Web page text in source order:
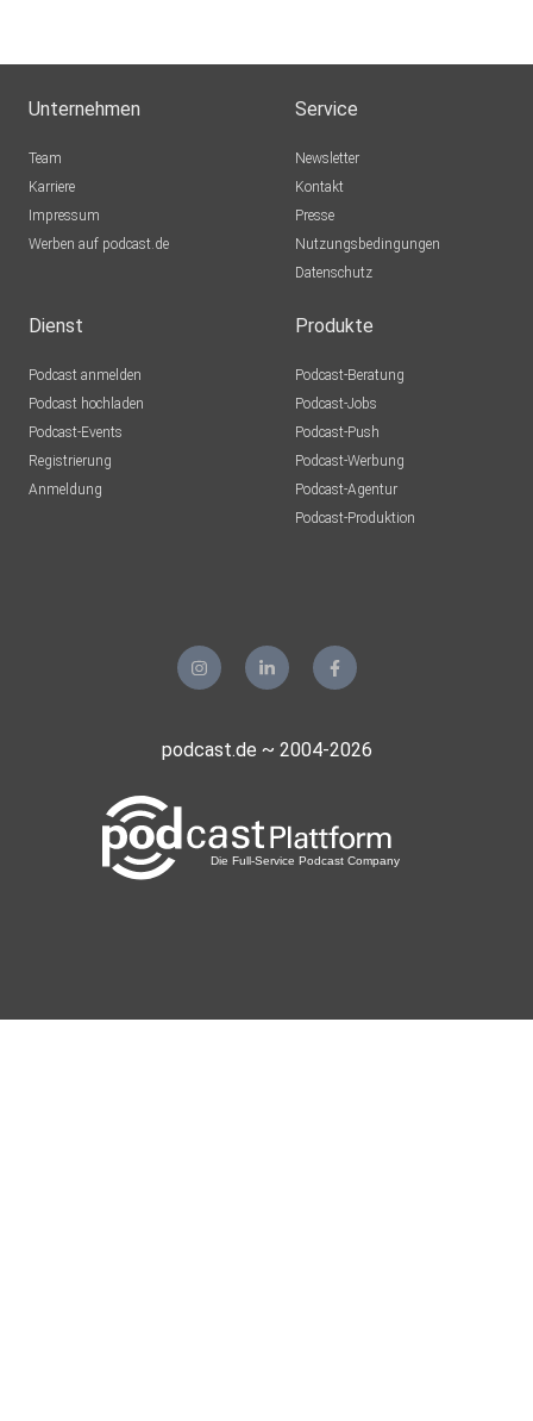
Unternehmen
Team
Karriere
Impressum
Werben auf podcast.de
Service
Newsletter
Kontakt
Presse
Nutzungsbedingungen
Datenschutz
Dienst
Podcast anmelden
Podcast hochladen
Podcast-Events
Registrierung
Anmeldung
Produkte
Podcast-Beratung
Podcast-Jobs
Podcast-Push
Podcast-Werbung
Podcast-Agentur
Podcast-Produktion
podcast.de ~ 2004-2026